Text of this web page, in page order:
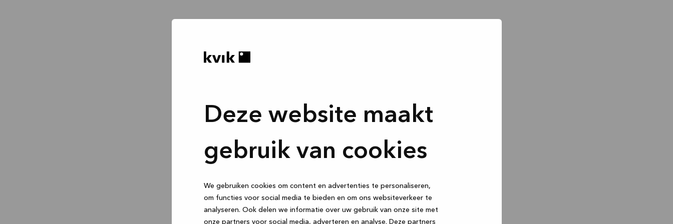
Deze website maakt
gebruik van cookies
We gebruiken cookies om content en advertenties te personaliseren,
om functies voor social media te bieden en om ons websiteverkeer te
analyseren. Ook delen we informatie over uw gebruik van onze site met
onze partners voor social media, adverteren en analyse. Deze partners